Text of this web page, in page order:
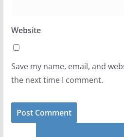
Website
Save my name, email, and
the next time I comment.